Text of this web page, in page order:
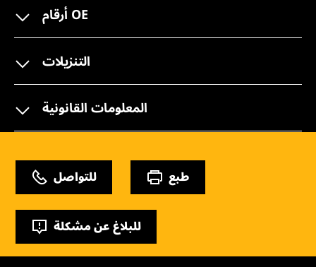
أرقام OE
التنزيلات
المعلومات القانونية
للتواصل طبع
للبلاغ عن مشكلة